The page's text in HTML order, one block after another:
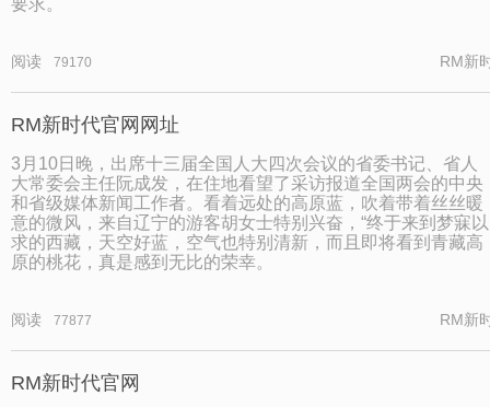
要求。
阅读 79170 RM新
RM新时代官网网址
3月10日晚，出席十三届全国人大四次会议的省委书记、省人
大常委会主任阮成发，在住地看望了采访报道全国两会的中央
和省级媒体新闻工作者。看着远处的高原蓝，吹着带着丝丝暖
意的微风，来自辽宁的游客胡女士特别兴奋，“终于来到梦寐以
求的西藏，天空好蓝，空气也特别清新，而且即将看到青藏高
原的桃花，真是感到无比的荣幸。
阅读 77877 RM新
RM新时代官网